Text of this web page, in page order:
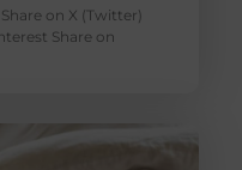
on X (Twitter)
Share on